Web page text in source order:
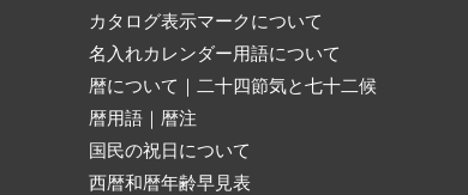
カタログ表示マークについて
名入れカレンダー用語について
暦について｜二十四節気と七十二候
暦用語｜暦注
国民の祝日について
西暦和暦年齢早見表